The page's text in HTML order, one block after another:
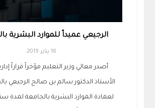
الرجيعي عميداً للموارد البشرية
16 يناير 2019
أصدر معالي وزير التعليم مؤخراً قراراً
الأستاذ الدكتور سالم بن صالح الرجيعي
لعمادة الموارد البشرية بالجامعة لمدة